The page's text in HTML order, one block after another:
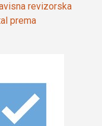
revizorska
prema